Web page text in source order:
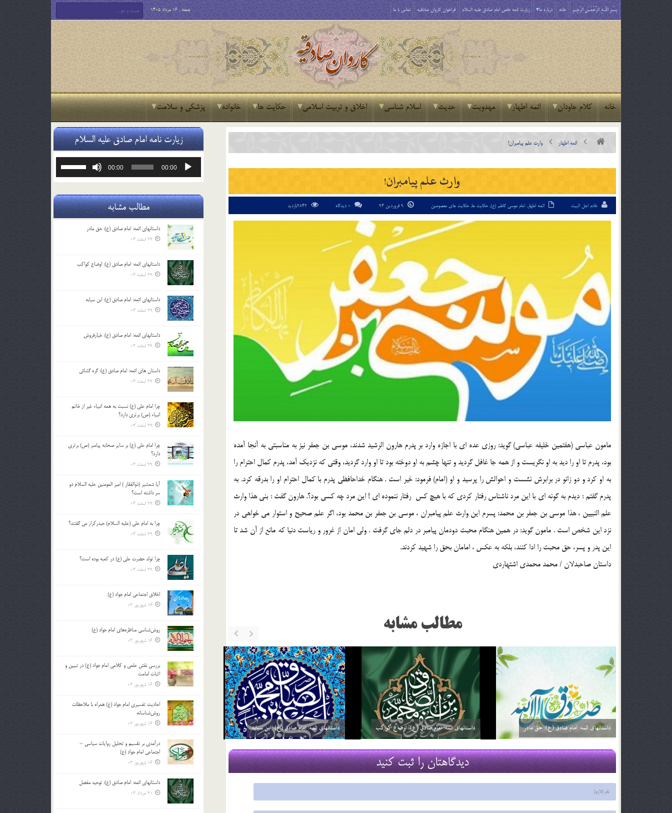
بِسْمِ اللَّـهِ الرَّحْمَـٰنِ الرَّحِيمِ خانه درباره ما زیارت نامه خاص امام صادق علیه السلام فراخوان کاروان صادقیه تماس با ما جمعه , 16 مرداد 1405
خانه کلام جاودان ائمه اطهار مهدویت حدیث اسلام شناسی اخلاق و تربیت اسلامی حکایت ها خانواده پزشکی و سلامت
ائمه اطهار وارث علم پيامبران!
وارث علم پيامبران!
خادم اهل البیت ائمه اطهار, امام موسی کاظم (ع), حکایت ها, حکایت های معصومین 0 دیدگاه
مامون عباسي (هفتمين خليفه عباسي) گويد: روزي عده اي با اجازه وارد بر پدرم هارون الرشيد شدند، موسي بن جعفر نيز به مناسبتي به آنجا آمده
بود، پدرم تا او را ديد به او نگريست و از همه جا غافل گرديد و تنها چشم به او دوخته بود تا او وارد گرديد، وقتي كه نزديك آمد، پدرم كمال احترام را
به او كرد و دو زانو در برابرش نشست و احوالش را پرسيد و او (امام) فرمود: خير است . هنگام خداحافظي پدرم با كمال احترام او را بدرقه كرد. به
پدرم گفتم : ديدم به گونه اي با اين مرد ناشناس رفتار كردي كه با هيچ كس ‍ رفتار ننموده اي ! اين مرد چه كسي بود؟. هارون گفت : بني هذا وارث
علم النبيين ، هذا موسي بن جعفر بن محمد: پسرم اين وارث علم پيامبران ، موسي بن جعفر بن محمد بود، اگر علم صحيح و استوار مي خواهي در
نزد اين شخص است . مامون گويد: در همين هنگام محبت دودمان پيامبر در دلم جاي گرفت . ولي امان از غرور و رياست دنيا كه مانع از آن شد تا
اين پدر و پسر، حق محبت را ادا كنند، بلكه به عكس ، امامان بحق را شهيد كردند.
داستان صاحبدلان / محمد محمدي اشتهاردي
مطالب مشابه
داستانهای ائمه: امام صادق (ع): خیارفروش
29 اسفند 03
داستان های ائمه: امام صادق (ع): گره گشائی
29 اسفند 03
چرا امام علی (ع) نسبت به همه انبیاء غیر از خاتم
انبیاء (ص) برتری دارد؟
29 اسفند 03
دیدگاهتان را ثبت کنید
زیارت نامه امام صادق علیه السلام
پخش‌کننده
00:00
00:00
یا
صدا
کلیدهای
مطالب مشابه
داستانهای ائمه: امام صادق (ع): حق مادر
29 اسفند 03
داستانهای ائمه: امام صادق (ع): اوضاع کواکب
29 اسفند 03
داستانهای ائمه: امام صادق (ع): ابن سیابه
29 اسفند 03
داستانهای ائمه: امام صادق (ع): خیارفروش
29 اسفند 03
داستان های ائمه: امام صادق (ع): گره گشائی
29 اسفند 03
چرا امام علی (ع) نسبت به همه انبیاء غیر از خاتم
انبیاء (ص) برتری دارد؟
29 اسفند 03
چرا امام علی (ع) بر سایر صحابه پیامبر (ص) برتری
دارد؟
29 اسفند 03
آیا شمشیر (ذوالفقار ) امیر المومنین علیه السلام دو
سر داشته است؟
29 اسفند 03
چرا به امام علی (علیه السلام) حیدرکرار می گفتند؟
29 اسفند 03
چرا تولد حضرت علی (ع) در کعبه بوده است؟
29 اسفند 03
اخلاق اجتماعی امام جواد (ع)
16 شهریور 03
روش‌شناسی مناظره‌های امام جواد (ع)
16 شهریور 03
بررسی نقش علمی و کلامی امام جواد (ع) در تبیین و
اثبات امامت
16 شهریور 03
احادیث تفسیری امام جواد (ع) همراه با ملاحظات
روش‌شناسانه
16 شهریور 03
درآمدی بر تقسیم و تحلیل روایات سیاسی –
اجتماعی امام جواد (ع)
16 شهریور 03
داستانهای ائمه: امام صادق (ع): توحید مفضل
21 مرداد 03